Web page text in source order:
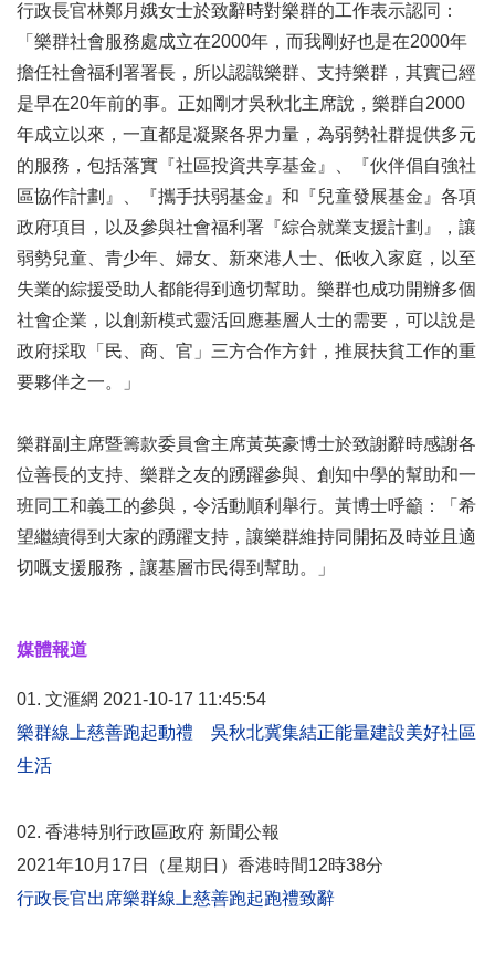
行政長官林鄭月娥女士於致辭時對樂群的工作表示認同：
「樂群社會服務處成立在2000年，而我剛好也是在2000年
擔任社會福利署署長，所以認識樂群、支持樂群，其實已經
是早在20年前的事。正如剛才吳秋北主席說，樂群自2000
年成立以來，一直都是凝聚各界力量，為弱勢社群提供多元
的服務，包括落實『社區投資共享基金』、『伙伴倡自強社
區協作計劃』、『攜手扶弱基金』和『兒童發展基金』各項
政府項目，以及參與社會福利署『綜合就業支援計劃』，讓
弱勢兒童、青少年、婦女、新來港人士、低收入家庭，以至
失業的綜援受助人都能得到適切幫助。樂群也成功開辦多個
社會企業，以創新模式靈活回應基層人士的需要，可以說是
政府採取「民、商、官」三方合作方針，推展扶貧工作的重
要夥伴之一。」
樂群副主席暨籌款委員會主席黃英豪博士於致謝辭時感謝各
位善長的支持、樂群之友的踴躍參與、創知中學的幫助和一
班同工和義工的參與，令活動順利舉行。黃博士呼籲：「希
望繼續得到大家的踴躍支持，讓樂群維持同開拓及時並且適
切嘅支援服務，讓基層市民得到幫助。」
媒體報道
01. 文滙網 2021-10-17 11:45:54
樂群線上慈善跑起動禮 吳秋北冀集結正能量建設美好社區
生活
02. 香港特別行政區政府 新聞公報
2021年10月17日（星期日）香港時間12時38分
行政長官出席樂群線上慈善跑起跑禮致辭